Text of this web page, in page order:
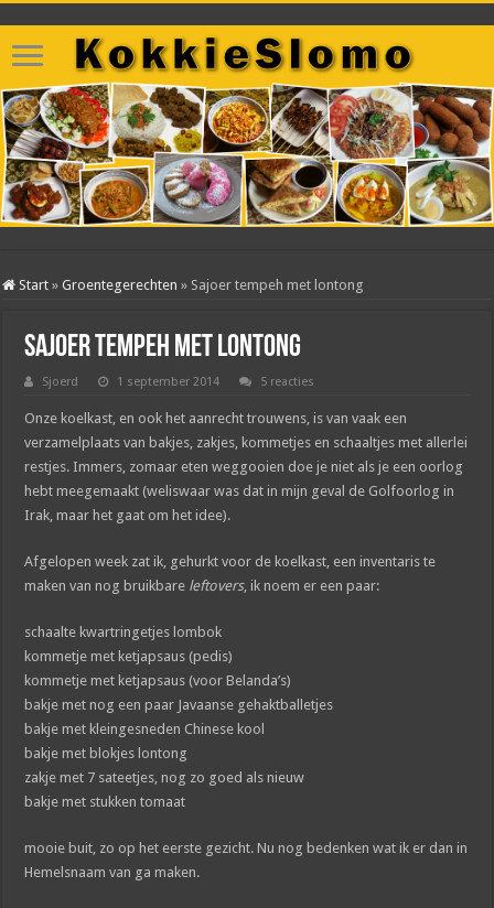
Start » Groentegerechten » Sajoer tempeh met lontong
Sajoer tempeh met lontong
Sjoerd 1 september 2014 5 reacties
Onze koelkast, en ook het aanrecht trouwens, is van vaak een
verzamelplaats van bakjes, zakjes, kommetjes en schaaltjes met allerlei
restjes. Immers, zomaar eten weggooien doe je niet als je een oorlog
hebt meegemaakt (weliswaar was dat in mijn geval de Golfoorlog in
Irak, maar het gaat om het idee).
Afgelopen week zat ik, gehurkt voor de koelkast, een inventaris te
maken van nog bruikbare leftovers, ik noem er een paar:
schaalte kwartringetjes lombok
kommetje met ketjapsaus (pedis)
kommetje met ketjapsaus (voor Belanda’s)
bakje met nog een paar Javaanse gehaktballetjes
bakje met kleingesneden Chinese kool
bakje met blokjes lontong
zakje met 7 sateetjes, nog zo goed als nieuw
bakje met stukken tomaat
mooie buit, zo op het eerste gezicht. Nu nog bedenken wat ik er dan in
Hemelsnaam van ga maken.